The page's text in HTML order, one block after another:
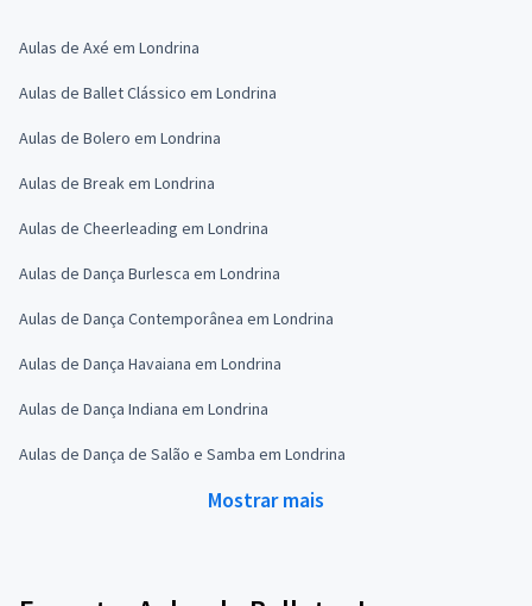
Aulas de Axé em Londrina
Aulas de Ballet Clássico em Londrina
Aulas de Bolero em Londrina
Aulas de Break em Londrina
Aulas de Cheerleading em Londrina
Aulas de Dança Burlesca em Londrina
Aulas de Dança Contemporânea em Londrina
Aulas de Dança Havaiana em Londrina
Aulas de Dança Indiana em Londrina
Aulas de Dança de Salão e Samba em Londrina
Mostrar mais